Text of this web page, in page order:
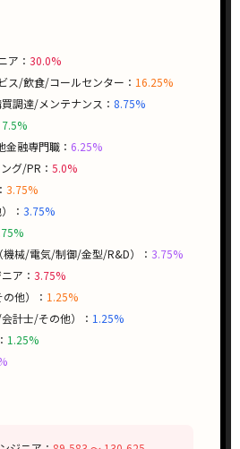
ア： 30.0%
ス/飲食/コールセンター： 16.25%
調達/メンテナンス： 8.75%
7.5%
融専門職： 6.25%
グ/PR： 5.0%
3.75%
： 3.75%
機械/電気/制御/金型/R&D）： 3.75%
ア： 3.75%
他）： 1.25%
計士/その他）： 1.25%
1.25%